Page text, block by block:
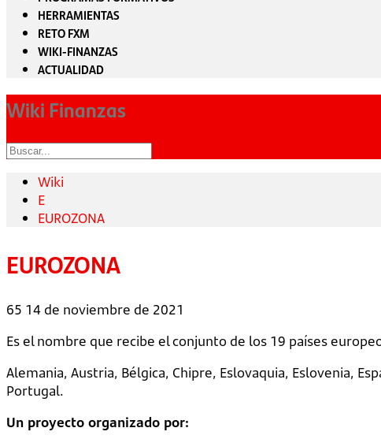
HERRAMIENTAS
RETO FXM
WIKI-FINANZAS
ACTUALIDAD
Wiki Finanzas
Wiki
E
EUROZONA
EUROZONA
65 14 de noviembre de 2021
Es el nombre que recibe el conjunto de los 19 países
Alemania, Austria, Bélgica, Chipre, Eslovaquia, Eslovenia,
Portugal.
Un proyecto organizado por: